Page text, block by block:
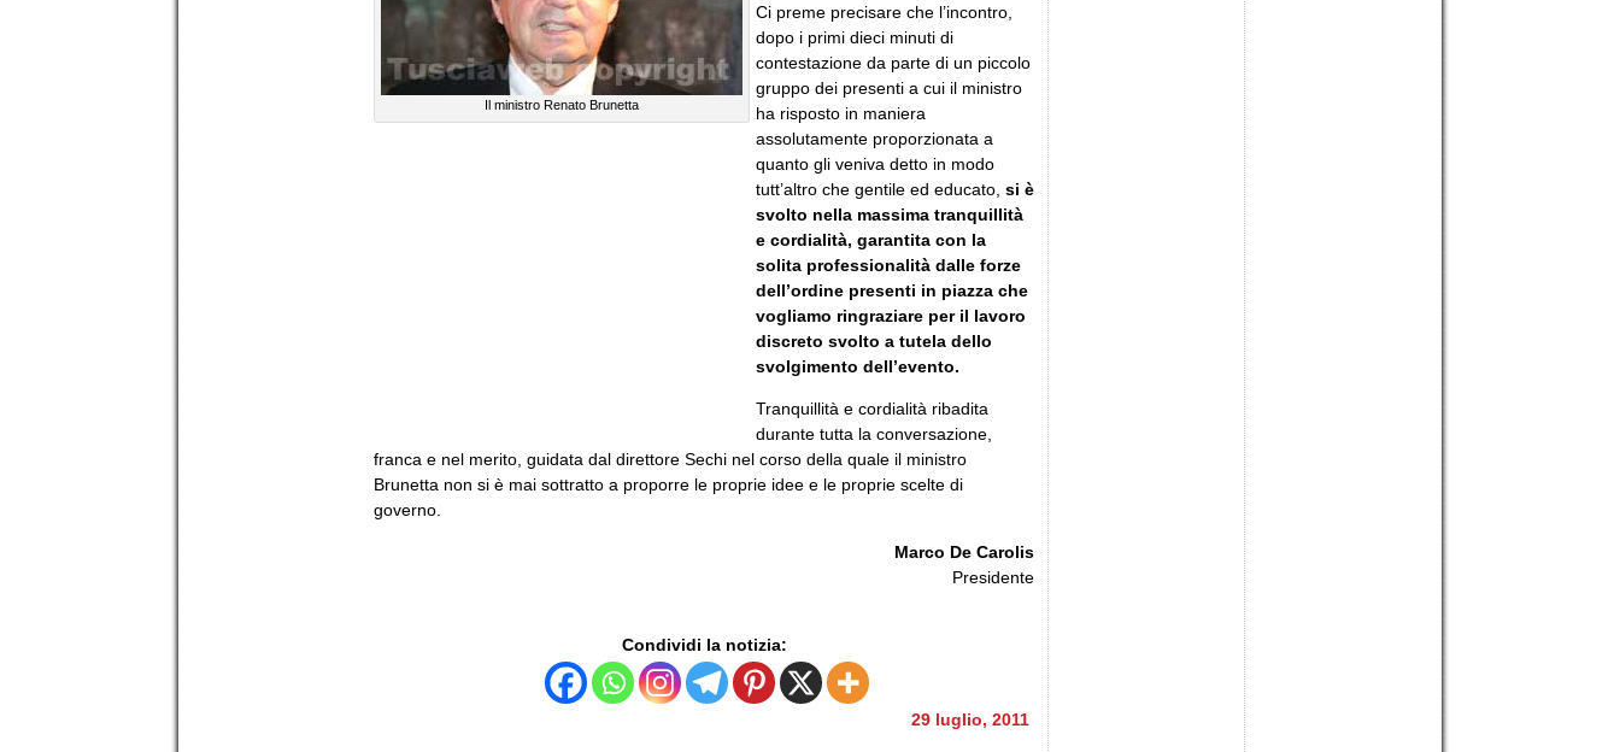
Il ministro Renato Brunetta
Ci preme precisare che l’incontro,
dopo i primi dieci minuti di
contestazione da parte di un piccolo
gruppo dei presenti a cui il ministro
ha risposto in maniera
assolutamente proporzionata a
quanto gli veniva detto in modo
tutt’altro che gentile ed educato, si è
svolto nella massima tranquillità
e cordialità, garantita con la
solita professionalità dalle forze
dell’ordine presenti in piazza che
vogliamo ringraziare per il lavoro
discreto svolto a tutela dello
svolgimento dell’evento.
Tranquillità e cordialità ribadita
durante tutta la conversazione,
franca e nel merito, guidata dal direttore Sechi nel corso della quale il ministro
Brunetta non si è mai sottratto a proporre le proprie idee e le proprie scelte di
governo.
Marco De Carolis
Presidente
Condividi la notizia:
29 luglio, 2011